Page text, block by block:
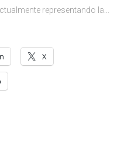
representando la...
X